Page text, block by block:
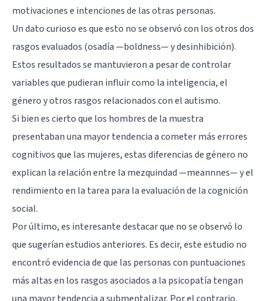
motivaciones e intenciones de las otras personas.
Un dato curioso es que esto no se observó con los otros dos
rasgos evaluados (osadía —boldness— y desinhibición).
Estos resultados se mantuvieron a pesar de controlar
variables que pudieran influir como la inteligencia, el
género y otros rasgos relacionados con el autismo.
Si bien es cierto que los hombres de la muestra
presentaban una mayor tendencia a cometer más errores
cognitivos que las mujeres, estas diferencias de género no
explican la relación entre la mezquindad —meannnes— y el
rendimiento en la tarea para la evaluación de la cognición
social.
Por último, es interesante destacar que no se observó lo
que sugerían estudios anteriores. Es decir, este estudio no
encontró evidencia de que las personas con puntuaciones
más altas en los rasgos asociados a la psicopatía tengan